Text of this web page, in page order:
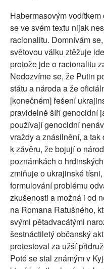
Habermasovým
se ve svém textu nijak
racionalitu. Domnívám
světovou válku ztěžuje
protože jde o racionalitu
Nedozvíme se, že Putin
státu a národa a že
[konečném] řešení
pravidelně šíří genocidní
používají genocidní
vraždy a znásilnění, a
k závěru, že bojují o
poznámkách o
zmiňuje o ukrajinské
formulování problému
zkušenosti a možná i od
na Romana Ratušného,
svými pětadvacátými
šestnáctiletý občanský
protestoval za užší
Poté se stal známým v